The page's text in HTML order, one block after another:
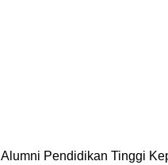
Pendidikan Tinggi